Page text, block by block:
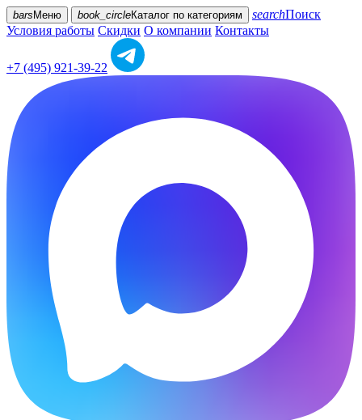
bars Меню book_circleКаталог по категориям searchПоиск
Условия работы Скидки О компании Контакты
+7 (495) 921-39-22